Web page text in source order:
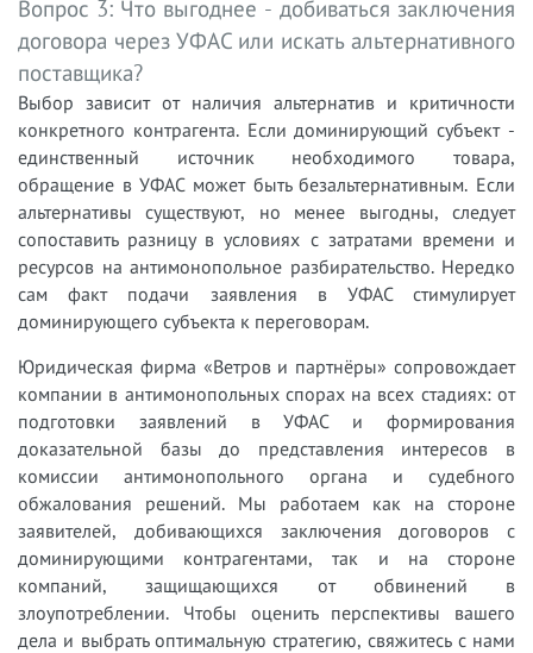
Вопрос 3: Что выгоднее - добиваться заключения
договора через УФАС или искать альтернативного
поставщика?
Выбор зависит от наличия альтернатив и критичности
конкретного контрагента. Если доминирующий субъект -
единственный источник необходимого товара,
обращение в УФАС может быть безальтернативным. Если
альтернативы существуют, но менее выгодны, следует
сопоставить разницу в условиях с затратами времени и
ресурсов на антимонопольное разбирательство. Нередко
сам факт подачи заявления в УФАС стимулирует
доминирующего субъекта к переговорам.
Юридическая фирма «Ветров и партнёры» сопровождает
компании в антимонопольных спорах на всех стадиях: от
подготовки заявлений в УФАС и формирования
доказательной базы до представления интересов в
комиссии антимонопольного органа и судебного
обжалования решений. Мы работаем как на стороне
заявителей, добивающихся заключения договоров с
доминирующими контрагентами, так и на стороне
компаний, защищающихся от обвинений в
злоупотреблении. Чтобы оценить перспективы вашего
дела и выбрать оптимальную стратегию, свяжитесь с нами